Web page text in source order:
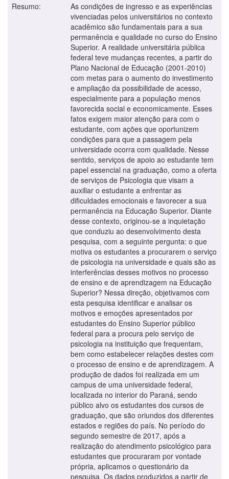
Resumo:
As condições de ingresso e as experiências
vivenciadas pelos universitários no contexto
acadêmico são fundamentais para a sua
permanência e qualidade no curso do Ensino
Superior. A realidade universitária pública
federal teve mudanças recentes, a partir do
Plano Nacional de Educação (2001-2010)
com metas para o aumento do investimento
e ampliação da possibilidade de acesso,
especialmente para a população menos
favorecida social e economicamente. Esses
fatos exigem maior atenção para com o
estudante, com ações que oportunizem
condições para que a passagem pela
universidade ocorra com qualidade. Nesse
sentido, serviços de apoio ao estudante tem
papel essencial na graduação, como a oferta
de serviços de Psicologia que visam a
auxiliar o estudante a enfrentar as
dificuldades emocionais e favorecer a sua
permanência na Educação Superior. Diante
desse contexto, originou-se a inquietação
que conduziu ao desenvolvimento desta
pesquisa, com a seguinte pergunta: o que
motiva os estudantes a procurarem o serviço
de psicologia na universidade e quais são as
interferências desses motivos no processo
de ensino e de aprendizagem na Educação
Superior? Nessa direção, objetivamos com
esta pesquisa identificar e analisar os
motivos e emoções apresentados por
estudantes do Ensino Superior público
federal para a procura pelo serviço de
psicologia na instituição que frequentam,
bem como estabelecer relações destes com
o processo de ensino e de aprendizagem. A
produção de dados foi realizada em um
campus de uma universidade federal,
localizada no interior do Paraná, sendo
público alvo os estudantes dos cursos de
graduação, que são oriundos dos diferentes
estados e regiões do país. No período do
segundo semestre de 2017, após a
realização do atendimento psicológico para
estudantes que procuraram por vontade
própria, aplicamos o questionário da
pesquisa. Os dados produzidos a partir de